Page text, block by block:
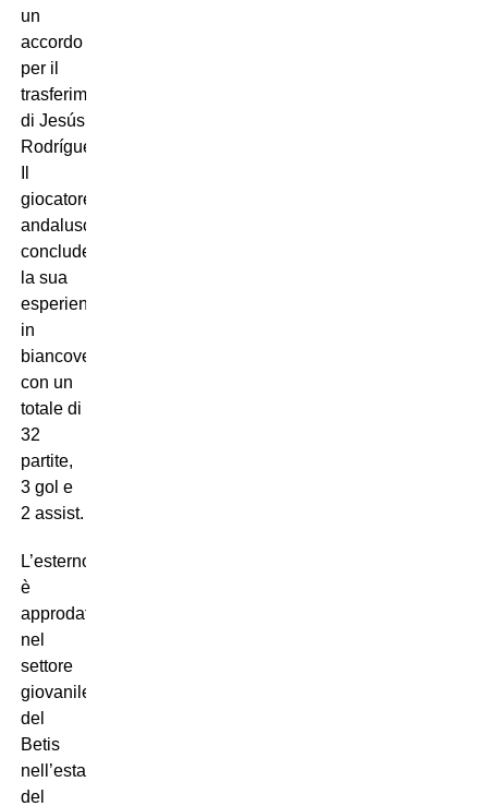
un
accordo
per il
trasferimento
di Jesús
Rodríguez.
giocatore
andaluso
conclude
la sua
esperienza
in
biancoverde
con un
totale di
32
partite,
3 gol e
2 assist.
L’esterno
è
approdato
nel
settore
giovanile
del
Betis
nell’estate
del